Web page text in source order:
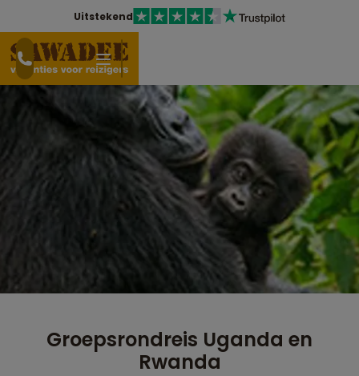
Uitstekend
Groepsrondreis Uganda en
Rwanda